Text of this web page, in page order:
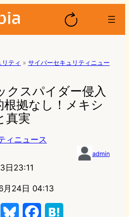
ティ » サイバーセキュリティニュー
クスパイダー侵入
根拠なし！メキシ
真実
ィニュース
admin
日23:11
月24日 04:13